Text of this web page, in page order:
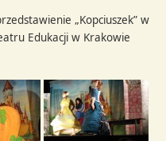
„Kopciuszek” w
Edukacji w Krakowie